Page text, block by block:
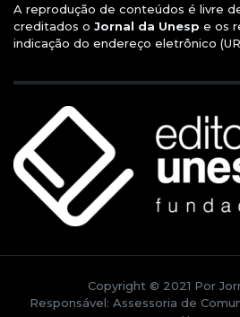
A reprodução de conteúdos é livre
creditados o Jornal da Unesp e os
indicação do endereço eletrônico
Copyright © 2021 Por
Responsável: Assessoria de